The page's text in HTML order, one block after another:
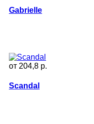
Gabrielle
от 204,8 p.
Scandal